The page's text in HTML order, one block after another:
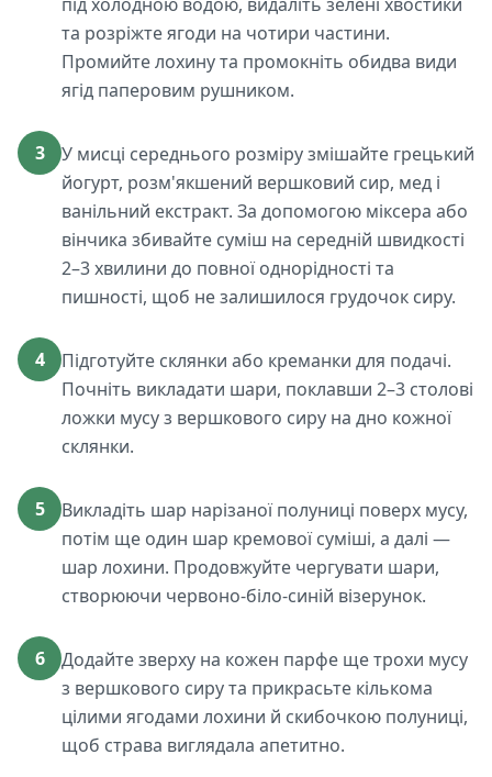
та розріжте ягоди на чотири частини.
Промийте лохину та промокніть обидва види
ягід паперовим рушником.
3
У мисці середнього розміру змішайте грецький
йогурт, розм'якшений вершковий сир, мед і
ванільний екстракт. За допомогою міксера або
вінчика збивайте суміш на середній швидкості
2–3 хвилини до повної однорідності та
пишності, щоб не залишилося грудочок сиру.
4
Підготуйте склянки або креманки для подачі.
Почніть викладати шари, поклавши 2–3 столові
ложки мусу з вершкового сиру на дно кожної
склянки.
5
Викладіть шар нарізаної полуниці поверх мусу,
потім ще один шар кремової суміші, а далі —
шар лохини. Продовжуйте чергувати шари,
створюючи червоно-біло-синій візерунок.
6
Додайте зверху на кожен парфе ще трохи мусу
з вершкового сиру та прикрасьте кількома
цілими ягодами лохини й скибочкою полуниці,
щоб страва виглядала апетитно.